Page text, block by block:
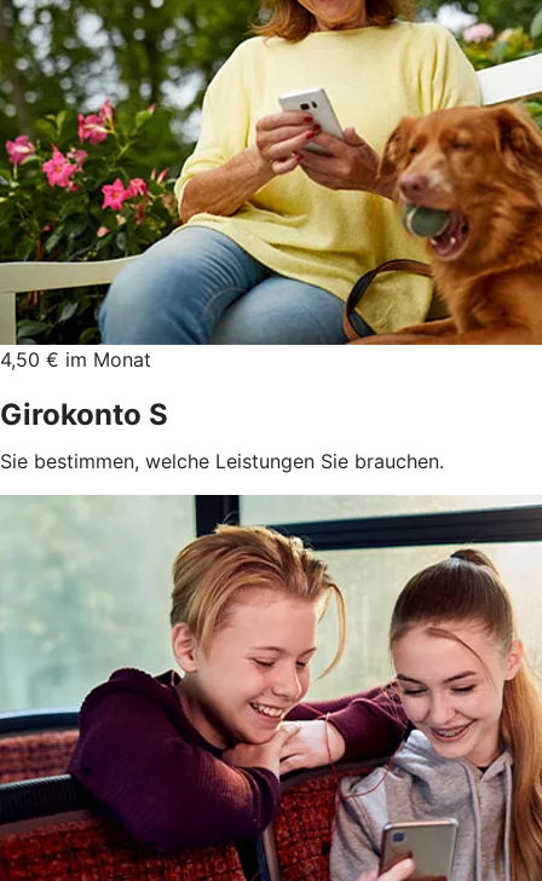
4,50 € im Monat
Girokonto S
Sie bestimmen, welche Leistungen Sie brauchen.